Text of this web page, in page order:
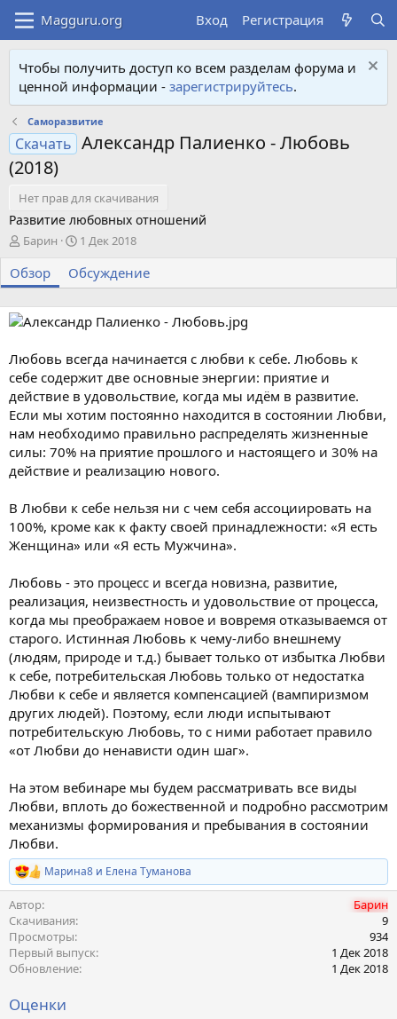
Вход Регистрация
Чтобы получить доступ ко всем разделам форума и
ценной информации - зарегистрируйтесь.
Саморазвитие
Скачать Александр Палиенко - Любовь
(2018)
Нет прав для скачивания
Развитие любовных отношений
А
т
о
р
Барин
Д
т
а
с
о
а
н
и
я
1 Дек 2018
Обзор Обсуждение
Любовь всегда начинается с любви к себе. Любовь к
себе содержит две основные энергии: приятие и
действие в удовольствие, когда мы идём в развитие.
Если мы хотим постоянно находится в состоянии Любви,
нам необходимо правильно распределять жизненные
силы: 70% на приятие прошлого и настоящего и 30% на
действие и реализацию нового.
В Любви к себе нельзя ни с чем себя ассоциировать на
100%, кроме как к факту своей принадлежности: «Я есть
Женщина» или «Я есть Мужчина».
Любовь - это процесс и всегда новизна, развитие,
реализация, неизвестность и удовольствие от процесса,
когда мы преображаем новое и вовремя отказываемся от
старого. Истинная Любовь к чему-либо внешнему
(людям, природе и т.д.) бывает только от избытка Любви
к себе, потребительская Любовь только от недостатка
Любви к себе и является компенсацией (вампиризмом
других людей). Поэтому, если люди испытывают
потребительскую Любовь, то с ними работает правило
«от Любви до ненависти один шаг».
На этом вебинаре мы будем рассматривать все виды
Любви, вплоть до божественной и подробно рассмотрим
механизмы формирования и пребывания в состоянии
Любви.
Р
е
а
к
ц
и
и
:
Марина8 и Елена Туманова
Автор
Барин
Скачивания
9
Просмотры
934
Первый выпуск
1 Дек 2018
Обновление
1 Дек 2018
Оценки